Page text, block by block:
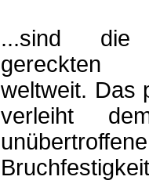
...sind die
gereckten
weltweit. Das
verleiht